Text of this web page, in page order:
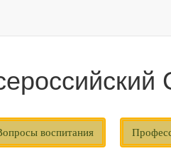
воспитания